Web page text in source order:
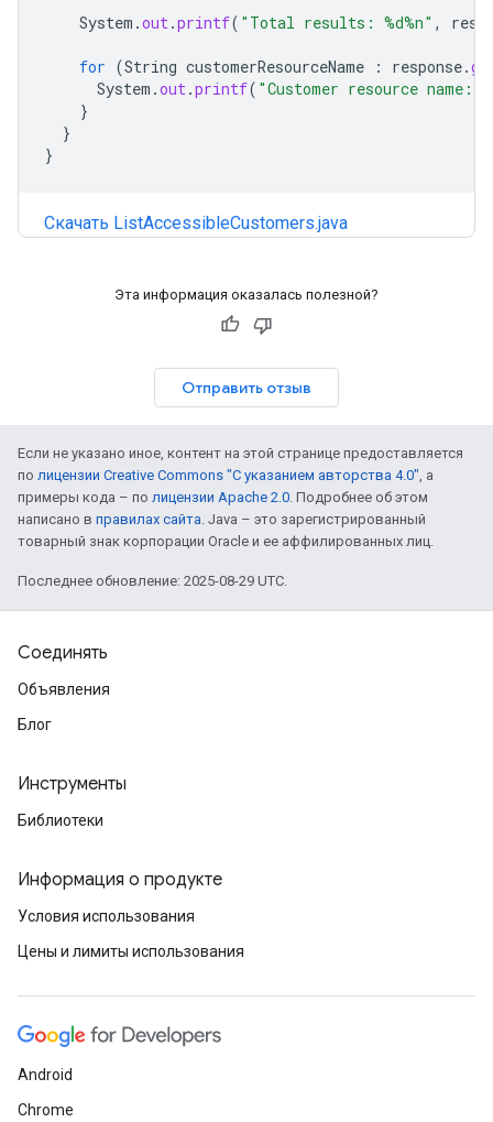
System .out.printf( "Total results: %d%n" ,
for (String customerResourceName : response.
System .out.printf( "Customer resource name:
}
}
}
Скачать ListAccessibleCustomers.java
Эта информация оказалась полезной?
Отправить отзыв
Если не указано иное, контент на этой странице предоставляется
по лицензии Creative Commons "С указанием авторства 4.0", а
примеры кода – по лицензии Apache 2.0. Подробнее об этом
написано в правилах сайта. Java – это зарегистрированный
товарный знак корпорации Oracle и ее аффилированных лиц.
Последнее обновление: 2025-08-29 UTC.
Соединять
Объявления
Блог
Инструменты
Библиотеки
Информация о продукте
Условия использования
Цены и лимиты использования
Android
Chrome